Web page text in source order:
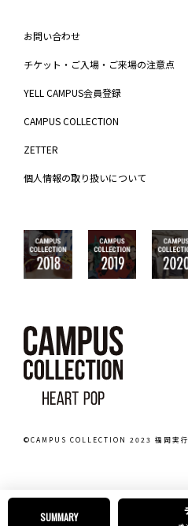
SUMMARY
お問い合わせ
チケット・ご入場・ご来場の注意点
YELL CAMPUS会員登録
CAMPUS COLLECTION
ZETTER
個人情報の取り扱いについて
©CAMPUS COLLECTION 2023 福岡実